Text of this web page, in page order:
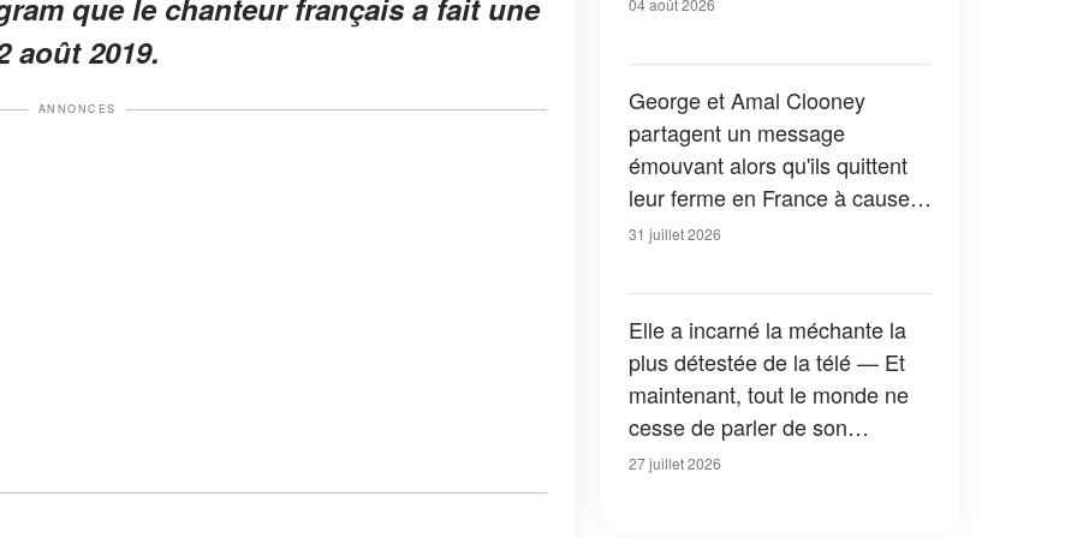
que le chanteur français a fait une
août 2019.
ANNONCES
04 août 2026
George et Amal Clooney
partagent un message
émouvant alors qu'ils quittent
leur ferme en France à cause
des feux de forêt — Tous les
31 juillet 2026
Elle a incarné la méchante la
plus détestée de la télé — Et
maintenant, tout le monde ne
cesse de parler de son
apparition dans la nouvelle
27 juillet 2026